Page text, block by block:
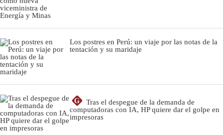
Los postres en Perú: un viaje por las notas de la
tentación y su maridaje
G
Tras el despegue de la demanda de
computadoras con IA, HP quiere dar el golpe en
impresoras